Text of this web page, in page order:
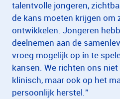
talentvolle jongeren,
de kans moeten krijgen om
ontwikkelen. Jongeren
deelnemen aan de
vroeg mogelijk op in te
kansen. We richten ons
klinisch, maar ook op het
persoonlijk herstel."